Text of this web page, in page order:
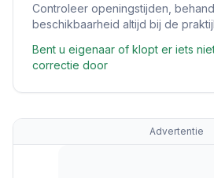
Controleer openingstijden,
beschikbaarheid altijd bij de
Bent u eigenaar of klopt er iets
correctie door
Advertentie